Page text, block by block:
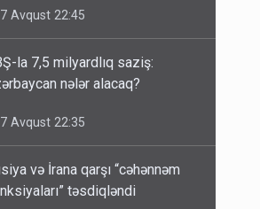
7 Avqust 22:45
la 7,5 milyardlıq saziş:
nələr alacaq?
7 Avqust 22:35
və İrana qarşı “cəhənnəm
təsdiqləndi